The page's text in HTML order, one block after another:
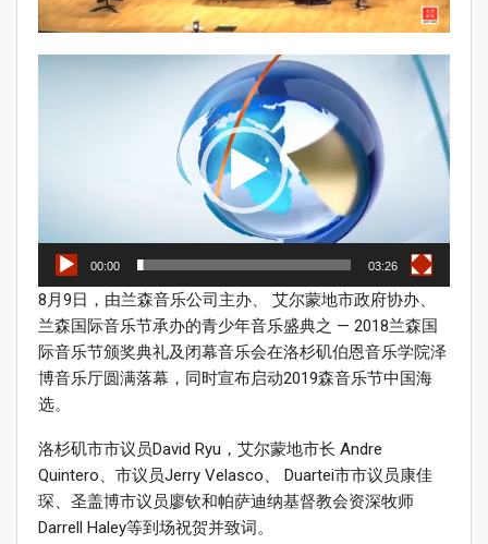
00:00 03:26
8月9日，由兰森音乐公司主办、 艾尔蒙地市政府协办、
兰森国际音乐节承办的青少年音乐盛典之 — 2018兰森国
际音乐节颁奖典礼及闭幕音乐会在洛杉矶伯恩音乐学院泽
博音乐厅圆满落幕，同时宣布启动2019森音乐节中国海
选。
洛杉矶市市议员David Ryu，艾尔蒙地市长 Andre
Quintero、市议员Jerry Velasco、 Duartei市市议员康佳
琛、圣盖博市议员廖钦和帕萨迪纳基督教会资深牧师
Darrell Haley等到场祝贺并致词。